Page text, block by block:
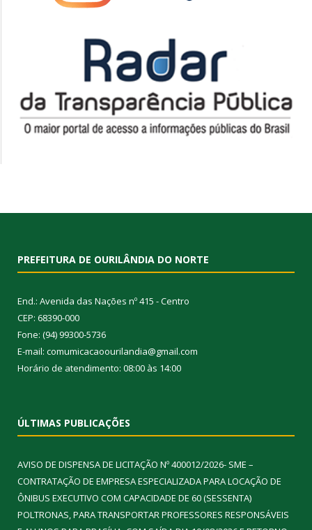
PREFEITURA DE OURILÂNDIA DO NORTE
End.: Avenida das Nações nº 415 - Centro
CEP: 68390-000
Fone: (94) 99300-5736
E-mail: comumicacaoourilandia@gmail.com
Horário de atendimento: 08:00 às 14:00
ÚLTIMAS PUBLICAÇÕES
AVISO DE DISPENSA DE LICITAÇÃO Nº 400012/2026- SME –
CONTRATAÇÃO DE EMPRESA ESPECIALIZADA PARA LOCAÇÃO DE
ÔNIBUS EXECUTIVO COM CAPACIDADE DE 60 (SESSENTA)
POLTRONAS, PARA TRANSPORTAR PROFESSORES RESPONSÁVEIS